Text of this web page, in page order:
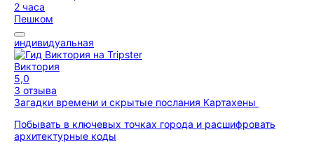
2 часа
Пешком
индивидуальная
Виктория
5,0
3 отзыва
Загадки времени и скрытые послания Картахены
Побывать в ключевых точках города и расшифровать
архитектурные коды